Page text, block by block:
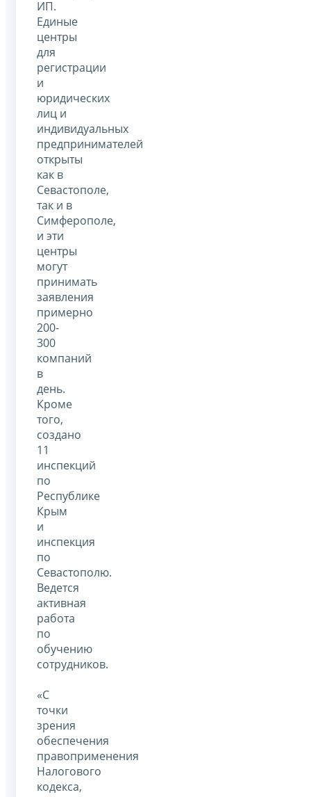
ИП.
Единые
центры
для
регистрации
и
юридических
лиц и
индивидуальных
предпринимателей
открыты
как в
Севастополе,
так и в
Симферополе,
и эти
центры
могут
принимать
заявления
примерно
200-
300
компаний
в
день.
Кроме
того,
создано
11
инспекций
по
Республике
Крым
и
инспекция
по
Севастополю.
Ведется
активная
работа
по
обучению
сотрудников.
«С
точки
зрения
обеспечения
правоприменения
Налогового
кодекса,